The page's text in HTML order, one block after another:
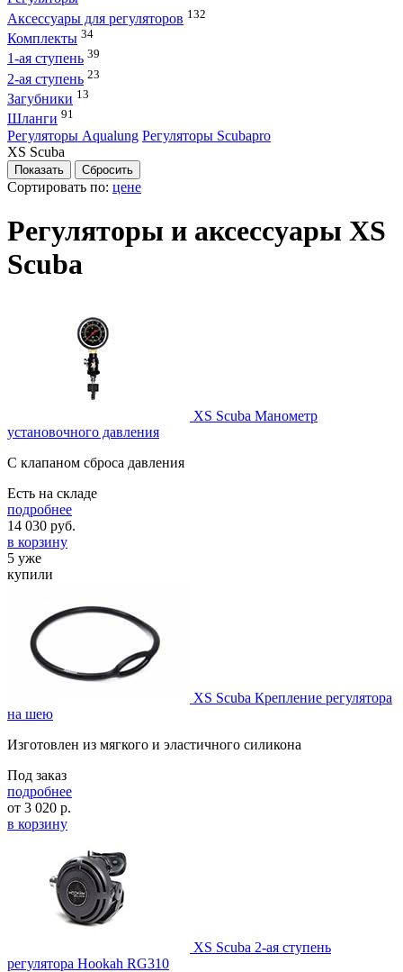
Аксессуары для регуляторов 132
Комплекты 34
1-ая ступень 39
2-ая ступень 23
Загубники 13
Шланги 91
Регуляторы Aqualung Регуляторы Scubapro
XS Scuba
Сортировать по: цене
Регуляторы и аксессуары XS
Scuba
XS Scuba Манометр
установочного давления
С клапаном сброса давления
Есть на складе
подробнее
14 030 руб.
в корзину
5 уже
купили
XS Scuba Крепление регулятора
на шею
Изготовлен из мягкого и эластичного силикона
Под заказ
подробнее
от 3 020 р.
в корзину
XS Scuba 2-ая ступень
регулятора Hookah RG310